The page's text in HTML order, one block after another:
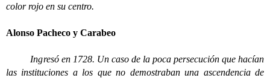
color rojo en su centro.
Alonso Pacheco y Carabeo
Ingresó en 1728. Un caso de la poca persecución que hacían
las instituciones a los que no demostraban una ascendencia de